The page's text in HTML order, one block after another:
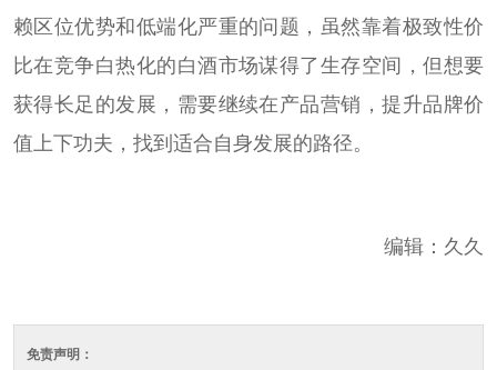
赖区位优势和低端化严重的问题，虽然靠着极致性价
比在竞争白热化的白酒市场谋得了生存空间，但想要
获得长足的发展，需要继续在产品营销，提升品牌价
值上下功夫，找到适合自身发展的路径。
编辑：久久
免责声明：